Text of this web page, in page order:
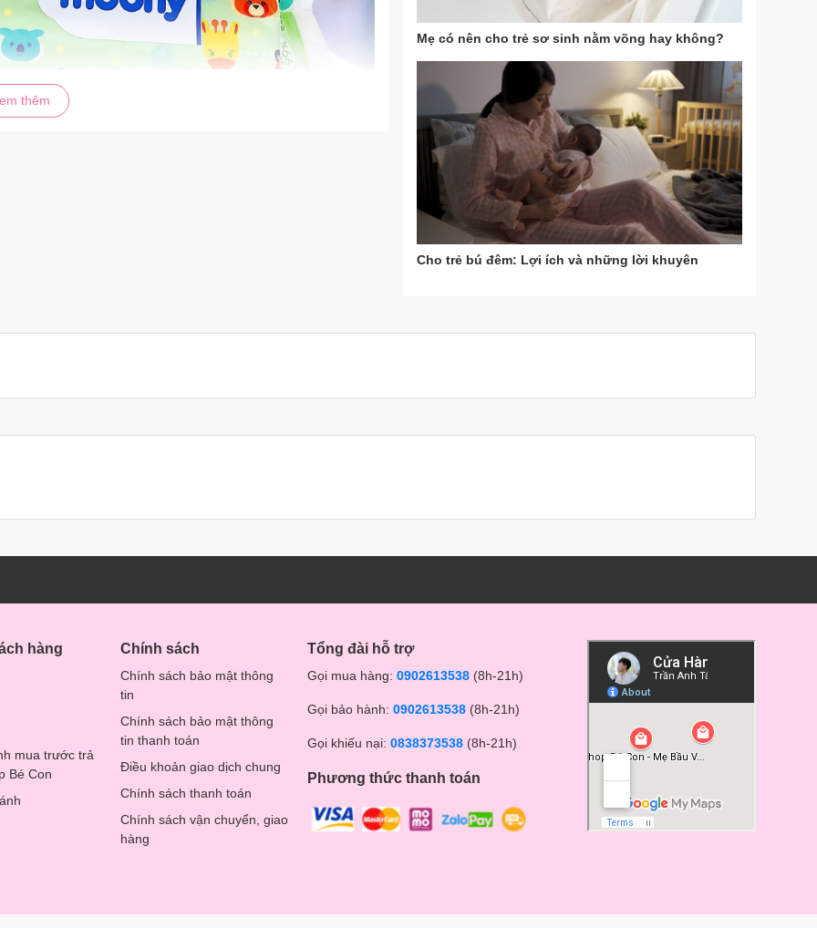
thêm
Mẹ có nên cho trẻ sơ sinh nằm võng hay không?
Cho trẻ bú đêm: Lợi ích và những lời khuyên
hàng
mua trước trả
Bé Con
Chính sách
Chính sách bảo mật thông
tin
Chính sách bảo mật thông
tin thanh toán
Điều khoản giao dịch chung
Chính sách thanh toán
Chính sách vận chuyển, giao
hàng
Tổng đài hỗ trợ
Gọi mua hàng: 0902613538 (8h-21h)
Gọi bảo hành: 0902613538 (8h-21h)
Gọi khiếu nại: 0838373538 (8h-21h)
Phương thức thanh toán